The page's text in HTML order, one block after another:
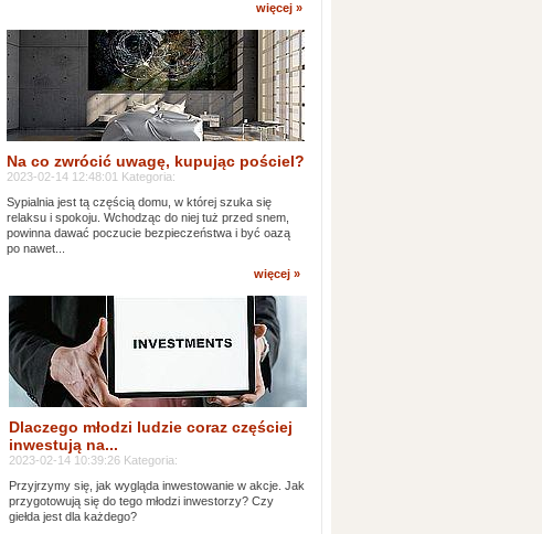
więcej »
Na co zwrócić uwagę, kupując pościel?
2023-02-14 12:48:01 Kategoria:
Sypialnia jest tą częścią domu, w której szuka się
relaksu i spokoju. Wchodząc do niej tuż przed snem,
powinna dawać poczucie bezpieczeństwa i być oazą
po nawet...
więcej »
Dlaczego młodzi ludzie coraz częściej
inwestują na...
2023-02-14 10:39:26 Kategoria:
Przyjrzymy się, jak wygląda inwestowanie w akcje. Jak
przygotowują się do tego młodzi inwestorzy? Czy
giełda jest dla każdego?